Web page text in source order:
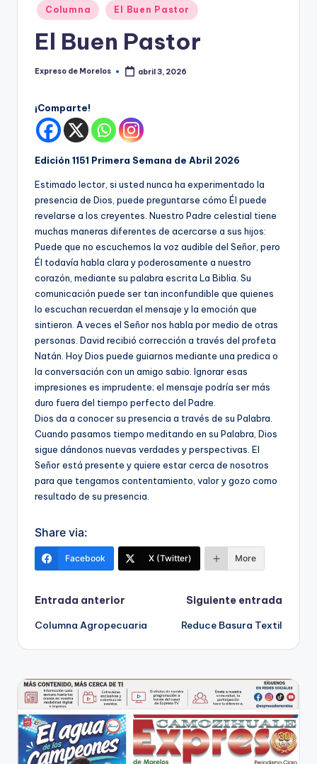
el
Publicado
en
Columna El Buen Pastor
El Buen Pastor
Publicado
Expreso de Morelos abril 3, 2026
¡Comparte!
Edición 1151 Primera Semana de Abril 2026
Estimado lector, si usted nunca ha experimentado la
presencia de Dios, puede preguntarse cómo Él puede
revelarse a los creyentes. Nuestro Padre celestial tiene
muchas maneras diferentes de acercarse a sus hijos:
Puede que no escuchemos la voz audible del Señor, pero
Él todavía habla clara y poderosamente a nuestro
corazón, mediante su palabra escrita La Biblia. Su
comunicación puede ser tan inconfundible que quienes
lo escuchan recuerdan el mensaje y la emoción que
sintieron. A veces el Señor nos habla por medio de otras
personas. David recibió corrección a través del profeta
Natán. Hoy Dios puede guiarnos mediante una predica o
la conversación con un amigo sabio. Ignorar esas
impresiones es imprudente; el mensaje podría ser más
duro fuera del tiempo perfecto del Padre.
Dios da a conocer su presencia a través de su Palabra.
Cuando pasamos tiempo meditando en su Palabra, Dios
sigue dándonos nuevas verdades y perspectivas. El
Señor está presente y quiere estar cerca de nosotros
para que tengamos contentamiento, valor y gozo como
resultado de su presencia.
Share via:
Facebook X (Twitter) More
Navegación
de
Entrada anterior
Columna Agropecuaria
Siguiente entrada
Reduce Basura Textil